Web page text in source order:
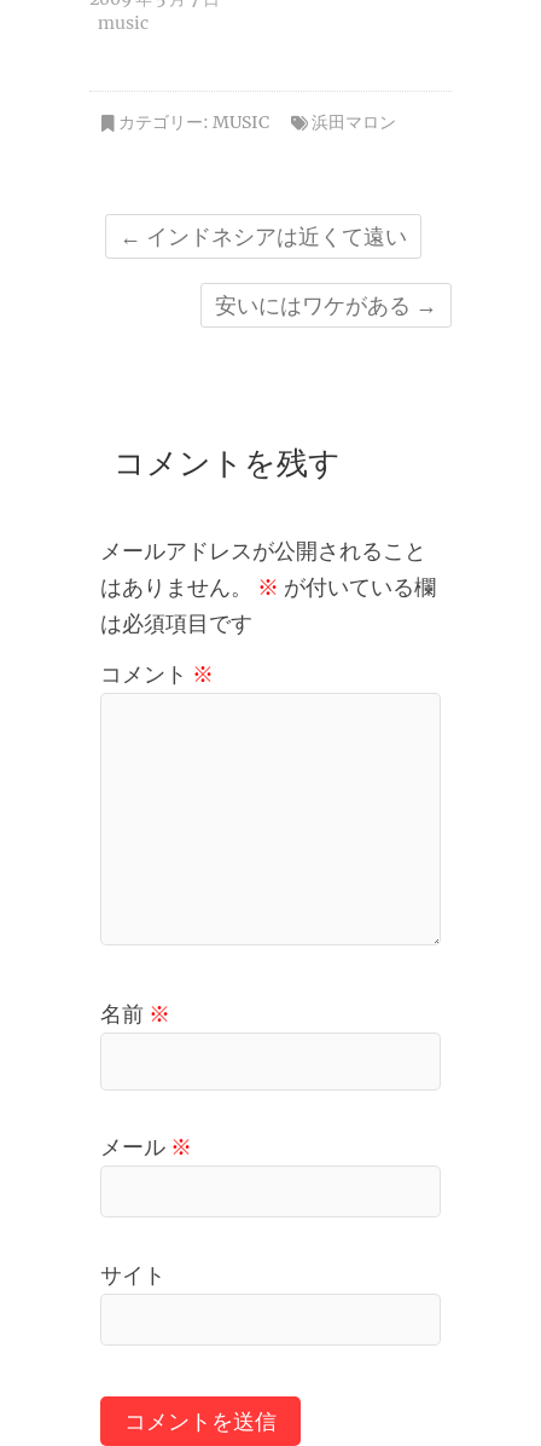
music
カテゴリー: MUSIC 浜田マロン
← インドネシアは近くて遠い
安いにはワケがある →
コメントを残す
メールアドレスが公開されること
はありません。
※ が付いている欄
は必須項目です
コメント ※
名前 ※
メール ※
サイト